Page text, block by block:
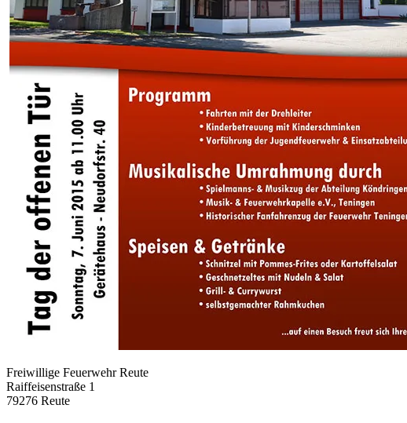
Freiwillige Feuerwehr Reute
Raiffeisenstraße 1
79276 Reute